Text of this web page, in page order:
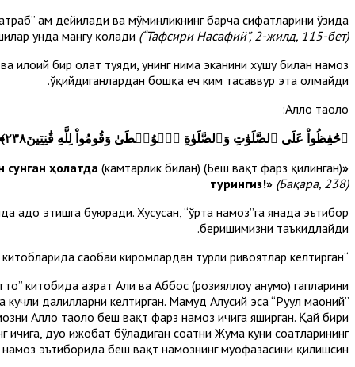
ҳам дейилади ва мўминликнинг барча сифатларини ўзида
унда мангу қолади (“Тафсири Насафий”, 2-жилд, 115-бет).
бир ҳолат туяди, унинг нима эканини хушу билан намоз
ўқийдиганлардан бошқа ҳеч ким тасаввур эта олмайди.
Аллоҳ таоло:
﴿حَٰفِظُواْ عَلَى ٱلصَّلَوَٰتِ وَٱلصَّلَوٰةِ ٱلۡوُسۡطَىٰ وَقُومُواْ لِلَّهِ قَٰنِتِينَ٢٣٨
﴾
«
(Беш вақт фарз қилинган)
сунган ҳолатда (камтарлик билан)
турингиз!» (Бақара, 238)
адо этишга буюради. Хусусан, “ўрта намоз”га янада эътибор
беришимизни таъкид­лайди.
“Ўрта намоз” ҳақида муфассирлар ўз китобларида саҳобаи киромлардан турли ривоятлар келтирган.
китобида ҳазрат Али ва Аббос (розияллоҳу анҳумо) гапларини
далилларни келтирган. Маҳмуд Алусий эса “Руҳул маоний”
Аллоҳ таоло беш вақт фарз намоз ичига яширган. Қай бири
ичига, дуо ижобат бўладиган соатни Жума куни соатларининг
эътиборида беш вақт намознинг муҳофазасини қилишсин.